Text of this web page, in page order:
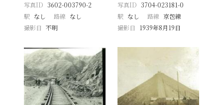
写真ID 3602-003790-2
駅 なし 路線 なし
撮影日
不明
写真ID 3704-023181-0
駅 なし 路線 京包線
撮影日
1939年8月19日